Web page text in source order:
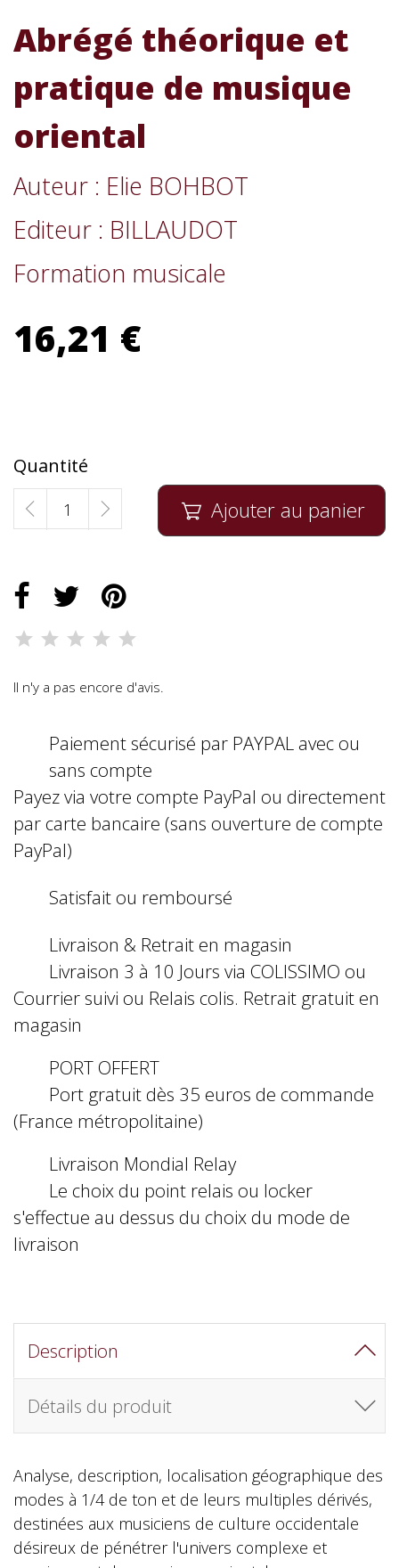
Abrégé théorique et
pratique de musique
oriental
Auteur : Elie BOHBOT
Editeur : BILLAUDOT
Formation musicale
16,21 €
Quantité
 Ajouter au panier
Il n'y a pas encore d'avis.
Paiement sécurisé par PAYPAL avec ou
sans compte
Payez via votre compte PayPal ou directement
par carte bancaire (sans ouverture de compte
PayPal)
Satisfait ou remboursé
Livraison & Retrait en magasin
Livraison 3 à 10 Jours via COLISSIMO ou
Courrier suivi ou Relais colis. Retrait gratuit en
magasin
PORT OFFERT
Port gratuit dès 35 euros de commande
(France métropolitaine)
Livraison Mondial Relay
Le choix du point relais ou locker
s'effectue au dessus du choix du mode de
livraison
Description
Détails du produit
Analyse, description, localisation géographique des
modes à 1/4 de ton et de leurs multiples dérivés,
destinées aux musiciens de culture occidentale
désireux de pénétrer l'univers complexe et